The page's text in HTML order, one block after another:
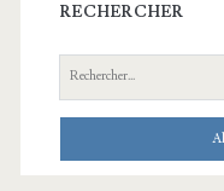
RECHERCHER
Recherche: